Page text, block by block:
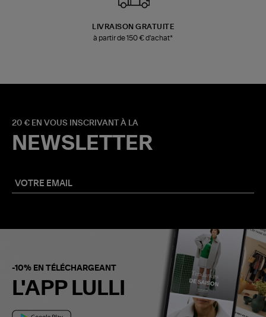
LIVRAISON GRATUITE
à partir de 150 € d'achat*
20 € EN VOUS INSCRIVANT À LA
NEWSLETTER
-10% EN TÉLÉCHARGEANT
L'APP LULLI